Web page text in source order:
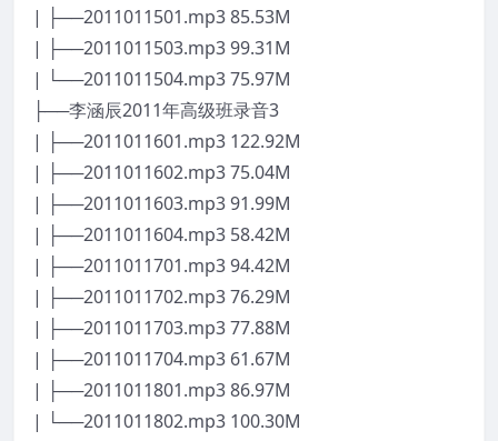
| ├──2011011501.mp3 85.53M
| ├──2011011503.mp3 99.31M
| └──2011011504.mp3 75.97M
├──李涵辰2011年高级班录音3
| ├──2011011601.mp3 122.92M
| ├──2011011602.mp3 75.04M
| ├──2011011603.mp3 91.99M
| ├──2011011604.mp3 58.42M
| ├──2011011701.mp3 94.42M
| ├──2011011702.mp3 76.29M
| ├──2011011703.mp3 77.88M
| ├──2011011704.mp3 61.67M
| ├──2011011801.mp3 86.97M
| └──2011011802.mp3 100.30M